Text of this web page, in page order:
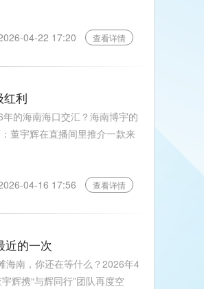
04-22 17:20 查看详情
红利
的海南海口交汇？海南博宇的
董宇辉在直播间里推介一款来
04-16 17:56 查看详情
近的一次
海南，你还在等什么？2026年4
辉携“与辉同行”团队再度空